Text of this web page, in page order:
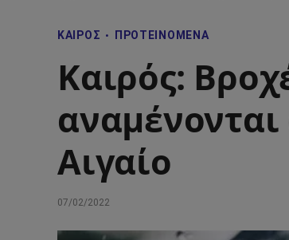
ΚΑΙΡΌΣ ΠΡΟΤΕΙΝΌΜΕΝΑ
Καιρός:
Αιγαίο
07/02/2022